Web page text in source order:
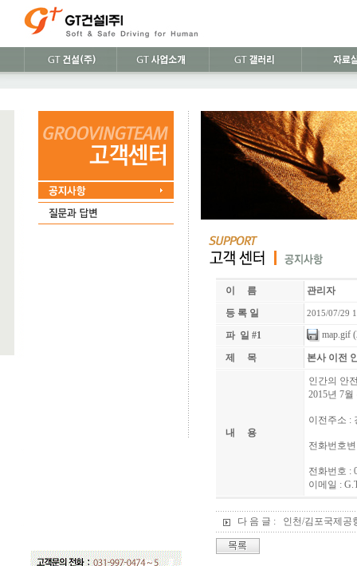
이 름
관리자
등 록 일
2015/07/29
파 일 #1 map.gif
제 목 본사 이전
내 용
인간의 안
2015년 7
이전주소 :
전화번호
전화번호 :
이메일 :
다 음 글 : 인천/김포국제공